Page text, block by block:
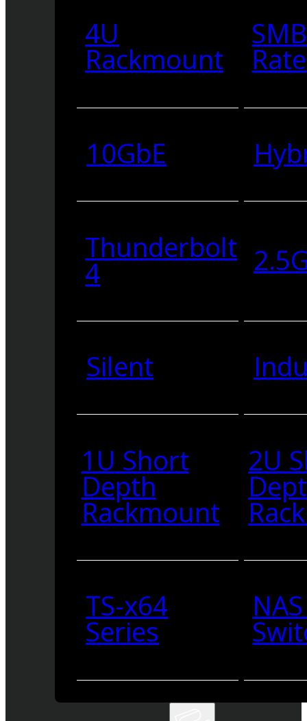
4U
Rackmount Rate
10GbE
Thunderbolt
4
Silent
1U Short
Depth
Rackmount
2U
TS-x64
Series